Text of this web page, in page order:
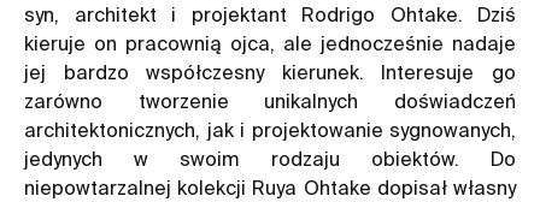
syn, architekt i projektant Rodrigo Ohtake. Dziś
kieruje on pracownią ojca, ale jednocześnie nadaje
jej bardzo współczesny kierunek. Interesuje go
zarówno tworzenie unikalnych doświadczeń
architektonicznych, jak i projektowanie sygnowanych,
jedynych w swoim rodzaju obiektów. Do
niepowtarzalnej kolekcji Ruya Ohtake dopisał własny